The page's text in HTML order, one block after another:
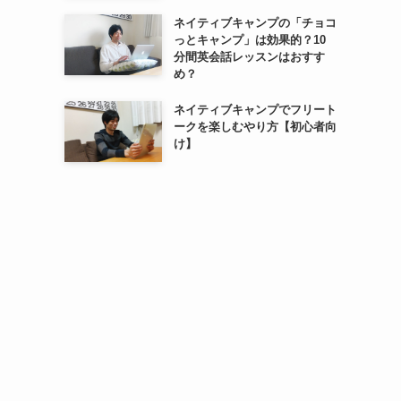
ネイティブキャンプの「チョコ
っとキャンプ」は効果的？10
分間英会話レッスンはおすす
め？
ネイティブキャンプでフリート
ークを楽しむやり方【初心者向
け】